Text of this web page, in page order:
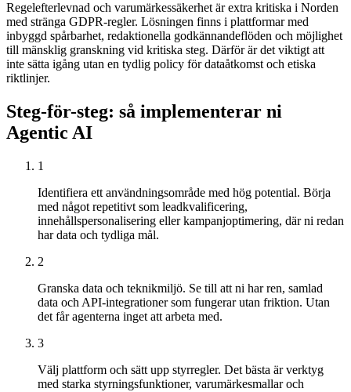
Regelefterlevnad och varumärkessäkerhet är extra kritiska i Norden
med stränga GDPR-regler. Lösningen finns i plattformar med
inbyggd spårbarhet, redaktionella godkännandeflöden och möjlighet
till mänsklig granskning vid kritiska steg. Därför är det viktigt att
inte sätta igång utan en tydlig policy för dataåtkomst och etiska
riktlinjer.
Steg-för-steg: så implementerar ni
Agentic AI
1
Identifiera ett användningsområde med hög potential. Börja
med något repetitivt som leadkvalificering,
innehållspersonalisering eller kampanjoptimering, där ni redan
har data och tydliga mål.
2
Granska data och teknikmiljö. Se till att ni har ren, samlad
data och API-integrationer som fungerar utan friktion. Utan
det får agenterna inget att arbeta med.
3
Välj plattform och sätt upp styrregler. Det bästa är verktyg
med starka styrningsfunktioner, varumärkesmallar och